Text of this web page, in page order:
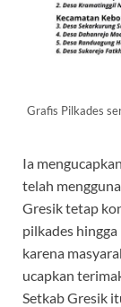
Grafis Pilkades
Ia
telah
Gresik tetap
pilkades
karena
ucapkan
Setkab Gresik